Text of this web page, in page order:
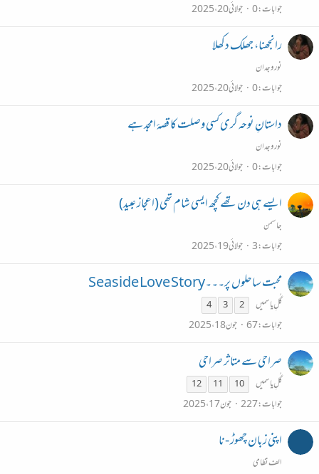
جوابات 0 جولائی 20، 2025
رانجھنا، جھلک دکھلا
نور وجدان
جوابات 0 جولائی 20، 2025
داستانِ نوحہ گری کسی وصلت کا قصۂ امجد ہے
نور وجدان
جوابات 0 جولائی 20، 2025
ایسے ہی دن تھے کچھ ایسی شام تھی (اعجاز عبید)
جاسمن
جوابات 3 جولائی 19، 2025
محبت ساحلوں پر۔۔۔Seaside Love Story
گُلِ یاسمیں 2
3
4
جوابات 67 جون 18، 2025
صراحی سے متاثر صراحی
گُلِ یاسمیں 10
11
12
جوابات 227 جون 17، 2025
اپنی زبان چھوڑ -نا
الف نظامی